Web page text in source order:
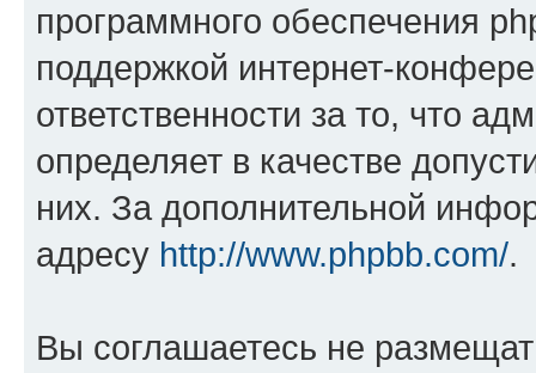
программного обеспечения
поддержкой интернет-
ответственности за то, что
определяет в качестве
них. За дополнительной
адресу http://www.phpbb.com/.
Вы соглашаетесь не